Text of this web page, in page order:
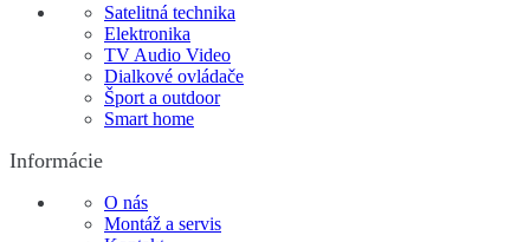
Satelitná technika
Elektronika
TV Audio Video
Dialkové ovládače
Šport a outdoor
Smart home
Informácie
O nás
Montáž a servis